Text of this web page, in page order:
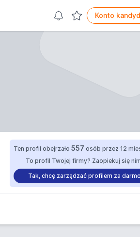
Konto
Ten profil obejrzało 557 osób przez 12
To profil Twojej firmy? Zaopiekuj się
Tak, chcę zarządzać profilem za darmo